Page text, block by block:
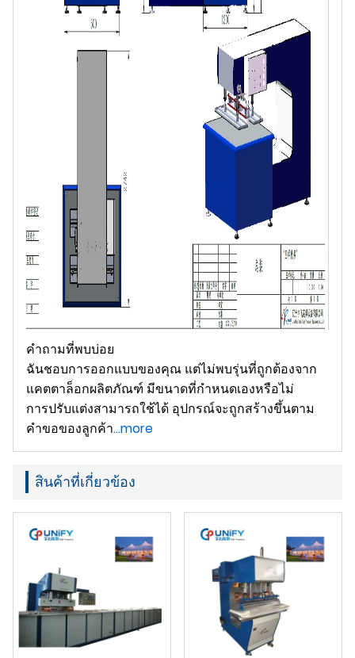
คำถามที่พบบ่อย
ฉันชอบการออกแบบของคุณ แต่ไม่พบรุ่นที่ถูกต้องจาก
แคตตาล็อกผลิตภัณฑ์ มีขนาดที่กำหนดเองหรือไม่
การปรับแต่งสามารถใช้ได้ อุปกรณ์จะถูกสร้างขึ้นตาม
คำขอของลูกค้า...more
สินค้าที่เกี่ยวข้อง